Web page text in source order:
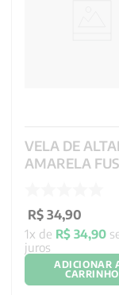
VELA DE
AMARELA
R$ 34,90
1x de R$ 34,90
juros
ADICIONAR
CARRINHO